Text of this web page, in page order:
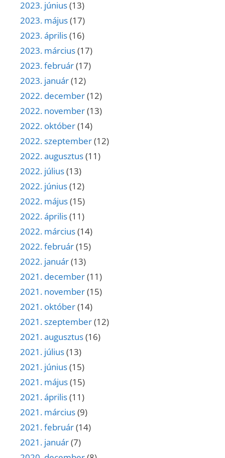
2023. június(13)
2023. május(17)
2023. április(16)
2023. március(17)
2023. február(17)
2023. január(12)
2022. december(12)
2022. november(13)
2022. október(14)
2022. szeptember(12)
2022. augusztus(11)
2022. július(13)
2022. június(12)
2022. május(15)
2022. április(11)
2022. március(14)
2022. február(15)
2022. január(13)
2021. december(11)
2021. november(15)
2021. október(14)
2021. szeptember(12)
2021. augusztus(16)
2021. július(13)
2021. június(15)
2021. május(15)
2021. április(11)
2021. március(9)
2021. február(14)
2021. január(7)